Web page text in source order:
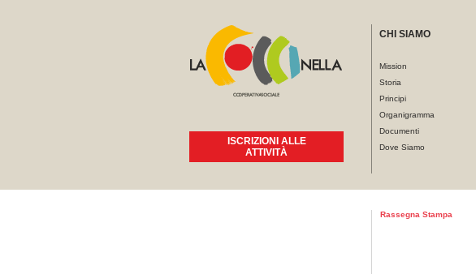
ISCRIZIONI ALLE
ATTIVITÀ
CHI SIAMO
Mission
Storia
Principi
Organigramma
Documenti
Dove Siamo
Tu sei qui
Rassegna Stampa